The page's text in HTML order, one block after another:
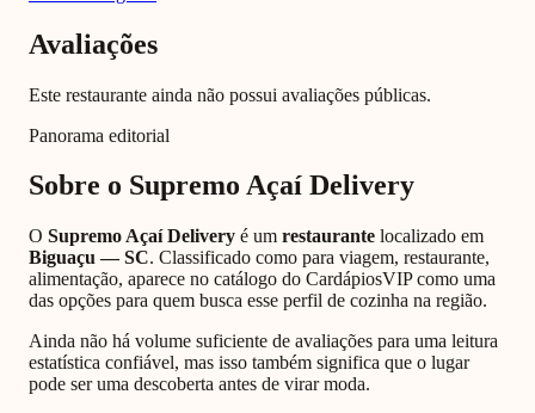
Avaliações
Este restaurante ainda não possui avaliações públicas.
Panorama editorial
Sobre o Supremo Açaí Delivery
O Supremo Açaí Delivery é um restaurante localizado em
Biguaçu —SC. Classificado como para viagem, restaurante,
alimentação, aparece no catálogo do CardápiosVIP como uma
das opções para quem busca esse perfil de cozinha na região.
Ainda não há volume suficiente de avaliações para uma leitura
estatística confiável, mas isso também significa que o lugar
pode ser uma descoberta antes de virar moda.